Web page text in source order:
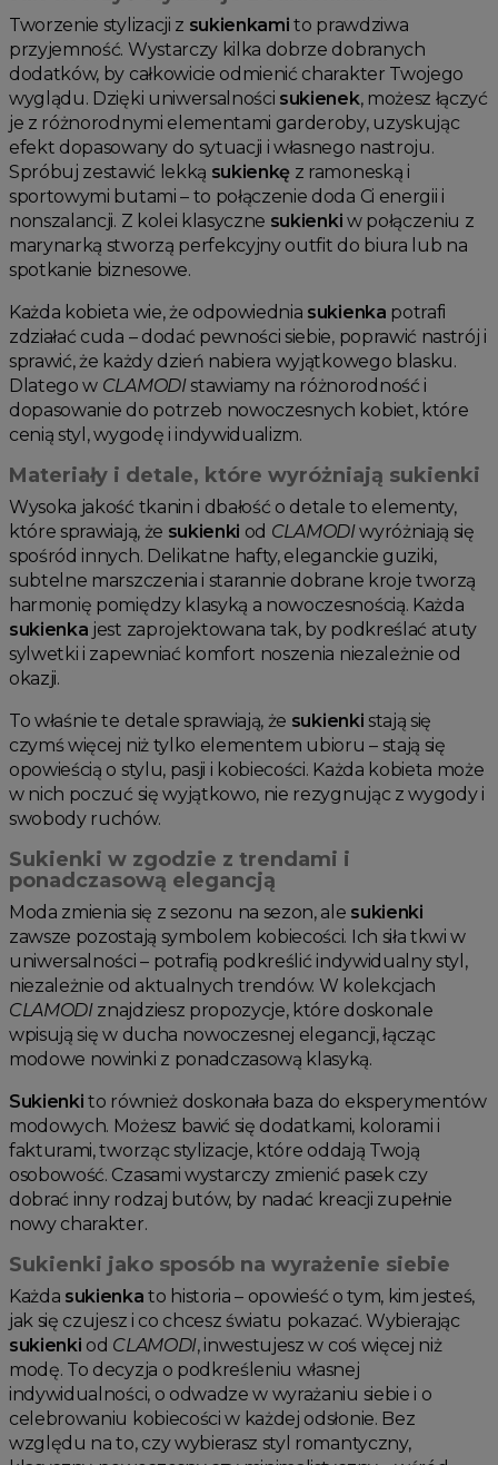
Tworzenie stylizacji z sukienkami to prawdziwa
przyjemność. Wystarczy kilka dobrze dobranych
dodatków, by całkowicie odmienić charakter Twojego
wyglądu. Dzięki uniwersalności sukienek, możesz łączyć
je z różnorodnymi elementami garderoby, uzyskując
efekt dopasowany do sytuacji i własnego nastroju.
Spróbuj zestawić lekką sukienkę z ramoneską i
sportowymi butami – to połączenie doda Ci energii i
nonszalancji. Z kolei klasyczne sukienki w połączeniu z
marynarką stworzą perfekcyjny outfit do biura lub na
spotkanie biznesowe.
Każda kobieta wie, że odpowiednia sukienka potrafi
zdziałać cuda – dodać pewności siebie, poprawić nastrój i
sprawić, że każdy dzień nabiera wyjątkowego blasku.
Dlatego w CLAMODIstawiamy na różnorodność i
dopasowanie do potrzeb nowoczesnych kobiet, które
cenią styl, wygodę i indywidualizm.
Materiały i detale, które wyróżniają sukienki
Wysoka jakość tkanin i dbałość o detale to elementy,
które sprawiają, że sukienki od CLAMODIwyróżniają się
spośród innych. Delikatne hafty, eleganckie guziki,
subtelne marszczenia i starannie dobrane kroje tworzą
harmonię pomiędzy klasyką a nowoczesnością. Każda
sukienka jest zaprojektowana tak, by podkreślać atuty
sylwetki i zapewniać komfort noszenia niezależnie od
okazji.
To właśnie te detale sprawiają, że sukienki stają się
czymś więcej niż tylko elementem ubioru – stają się
opowieścią o stylu, pasji i kobiecości. Każda kobieta może
w nich poczuć się wyjątkowo, nie rezygnując z wygody i
swobody ruchów.
Sukienki w zgodzie z trendami i
ponadczasową elegancją
Moda zmienia się z sezonu na sezon, ale sukienki
zawsze pozostają symbolem kobiecości. Ich siła tkwi w
uniwersalności – potrafią podkreślić indywidualny styl,
niezależnie od aktualnych trendów. W kolekcjach
CLAMODIznajdziesz propozycje, które doskonale
wpisują się w ducha nowoczesnej elegancji, łącząc
modowe nowinki z ponadczasową klasyką.
Sukienki to również doskonała baza do eksperymentów
modowych. Możesz bawić się dodatkami, kolorami i
fakturami, tworząc stylizacje, które oddają Twoją
osobowość. Czasami wystarczy zmienić pasek czy
dobrać inny rodzaj butów, by nadać kreacji zupełnie
nowy charakter.
Sukienki jako sposób na wyrażenie siebie
Każda sukienka to historia – opowieść o tym, kim jesteś,
jak się czujesz i co chcesz światu pokazać. Wybierając
sukienki od CLAMODI, inwestujesz w coś więcej niż
modę. To decyzja o podkreśleniu własnej
indywidualności, o odwadze w wyrażaniu siebie i o
celebrowaniu kobiecości w każdej odsłonie. Bez
względu na to, czy wybierasz styl romantyczny,